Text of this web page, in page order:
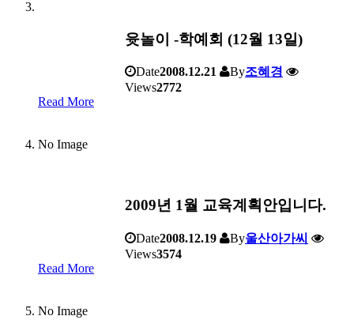
윳놀이 -학예회 (12월 13일)
Date2008.12.21 By조혜경
Views2772
Read More
No Image
2009년 1월 교육계획안입니다.
Date2008.12.19 By울산아가씨
Views3574
Read More
No Image